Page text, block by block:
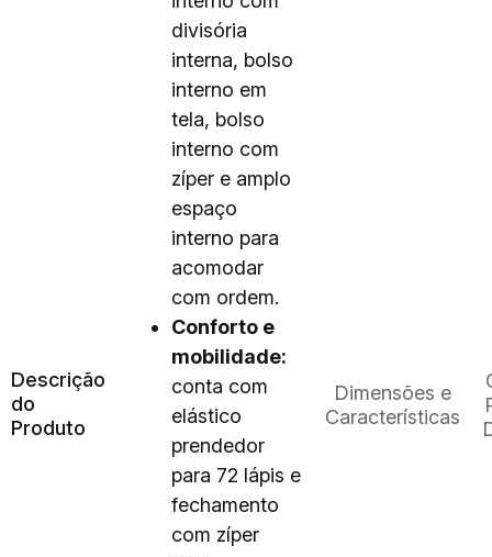
Descrição
do
Produto
divisória
interna, bolso
interno em
tela, bolso
interno com
zíper e amplo
espaço
interno para
acomodar
com ordem.
Conforto e
mobilidade:
conta com
elástico
prendedor
para 72 lápis e
fechamento
com zíper
Dimensões e
Características